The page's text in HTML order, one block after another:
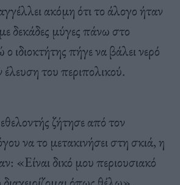
ακόμη ότι το άλογο ήταν
δεκάδες μύγες πάνω στο
ιδιοκτήτης πήγε να βάλει νερό
του περιπολικού.
ζήτησε από τον
να το μετακινήσει στη σκιά, η
«Είναι δικό μου περιουσιακό